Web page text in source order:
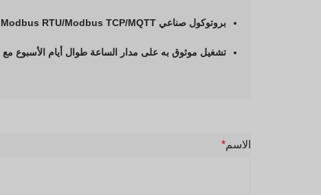
بروتوكول صناعي Modbus RTU/Modbus TCP/MQTT
تشغيل موثوق به على مدار الساعة طوال أيام الأسبوع مع
الاسم*